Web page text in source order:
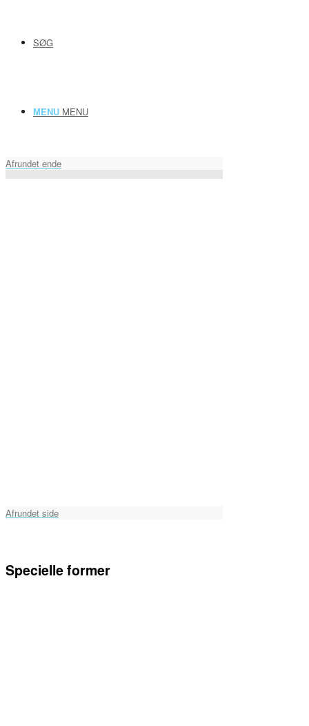
SØG
MENU MENU
Afrundet ende
Afrundet side
Specielle former